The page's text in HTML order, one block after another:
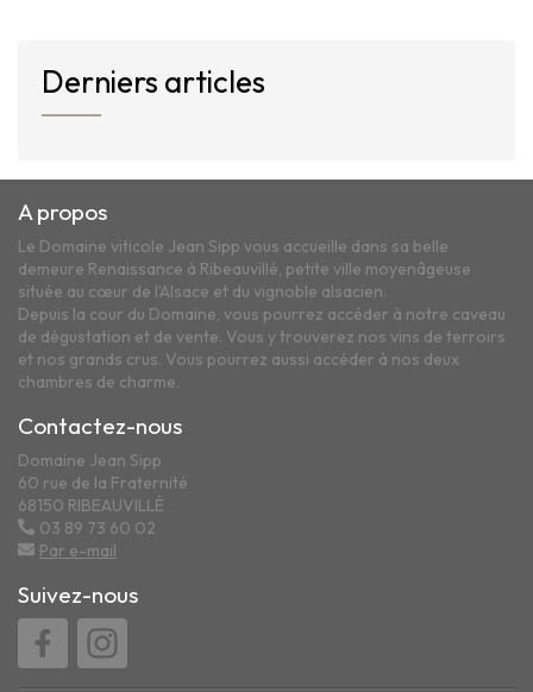
Derniers articles
A propos
Le Domaine viticole Jean Sipp vous accueille dans sa belle
demeure Renaissance à Ribeauvillé, petite ville moyenâgeuse
située au cœur de l’Alsace et du vignoble alsacien.
Depuis la cour du Domaine, vous pourrez accéder à notre caveau
de dégustation et de vente. Vous y trouverez nos vins de terroirs
et nos grands crus. Vous pourrez aussi accéder à nos deux
chambres de charme.
Contactez-nous
Domaine Jean Sipp
60 rue de la Fraternité
68150 RIBEAUVILLÉ
03 89 73 60 02
Par e-mail
Suivez-nous